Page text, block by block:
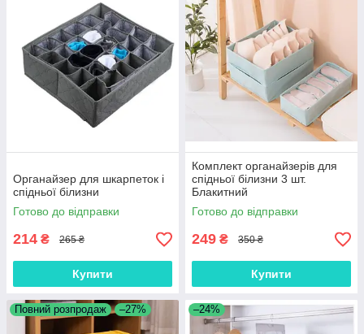
Органайзер для шкарпеток і
спідньої білизни
Готово до відправки
214 ₴ 265 ₴
Купити
Комплект органайзерів для
спідньої білизни 3 шт.
Блакитний
Готово до відправки
249 ₴ 350 ₴
Купити
Повний розпродаж –27% –24%